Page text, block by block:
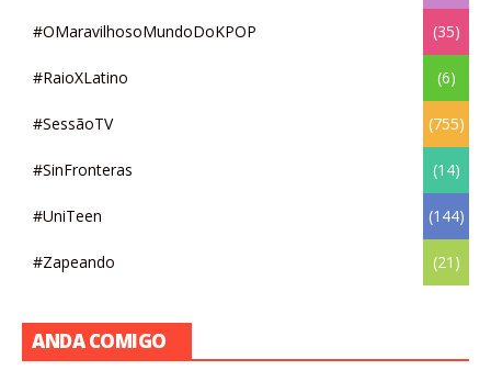
#OMaravilhosoMundoDoKPOP (35)
#RaioXLatino (6)
#SessãoTV (755)
#SinFronteras (14)
#UniTeen (144)
#Zapeando (21)
ANDA COMIGO